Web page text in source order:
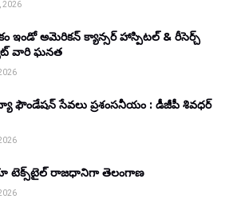
2026
ఇండో అమెరికన్ క్యాన్సర్ హాస్పిటల్ & రీసెర్చ్
వారి ఘనత
ఫౌండేషన్ సేవలు ప్రశంసనీయం : డీజీపీ శివధర్
టెక్స్‌టైల్ రాజధానిగా తెలంగాణ